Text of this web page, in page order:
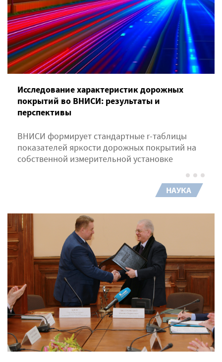
Исследование характеристик дорожных
покрытий во ВНИСИ: результаты и
перспективы
ВНИСИ формирует стандартные r-таблицы
показателей яркости дорожных покрытий на
собственной измерительной установке
НАУКА